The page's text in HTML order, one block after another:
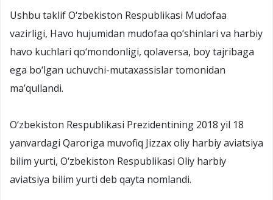
Ushbu taklif O‘zbekiston Respublikasi Mudofaa
vazirligi, Havo hujumidan mudofaa qo‘shinlari va harbiy
havo kuchlari qo‘mondonligi, qolaversa, boy tajribaga
ega bo‘lgan uchuvchi-mutaxassislar tomonidan
ma’qullandi.
O‘zbekiston Respublikasi Prezidentining 2018 yil 18
yanvardagi Qaroriga muvofiq Jizzax oliy harbiy aviatsiya
bilim yurti, O‘zbekiston Respublikasi Oliy harbiy
aviatsiya bilim yurti deb qayta nomlandi.